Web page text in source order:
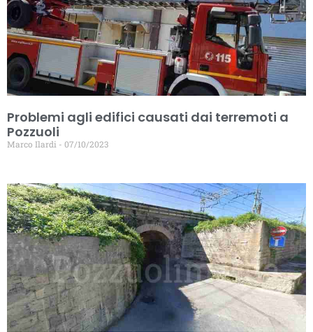
Problemi agli edifici causati dai terremoti a
Pozzuoli
Marco Ilardi 07/10/2023